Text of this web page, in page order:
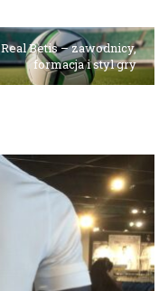
Real Betis – zawodnicy,
formacja i styl gry